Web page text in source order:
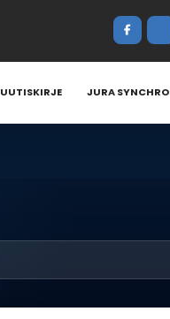
UUTISKIRJE JURA SYNCHRO